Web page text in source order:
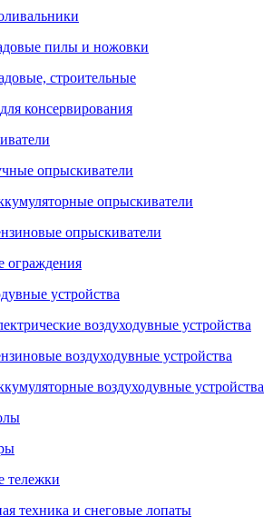
пилы и ножовки
строительные
консервирования
опрыскиватели
опрыскиватели
опрыскиватели
ограждения
устройства
воздуходувные устройства
воздуходувные устройства
воздуходувные устройства
тележки
техника и снеговые лопаты